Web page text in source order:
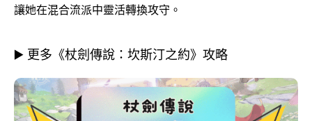
讓她在混合流派中靈活轉換攻守。
▶️ 更多《杖劍傳說：坎斯汀之約》攻略